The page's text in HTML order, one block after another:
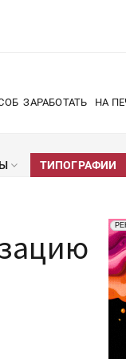
ЗАРАБОТАТЬ НА
ТИПОГРАФИИ